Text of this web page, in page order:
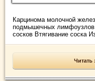
Карцинома молочной
подмышечных лимфоузлов
сосков Втягивание соска
Читать